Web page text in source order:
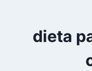
dieta